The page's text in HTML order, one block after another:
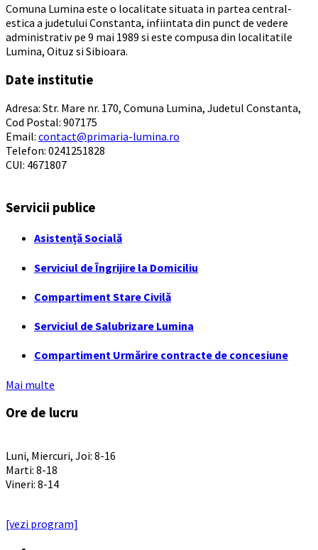
Comuna Lumina este o localitate situata in partea central-
estica a judetului Constanta, infiintata din punct de vedere
administrativ pe 9 mai 1989 si este compusa din localitatile
Lumina, Oituz si Sibioara.
Date institutie
Adresa: Str. Mare nr. 170, Comuna Lumina, Judetul Constanta,
Cod Postal: 907175
Email: contact@primaria-lumina.ro
Telefon: 0241251828
CUI: 4671807
Servicii publice
Asistență Socială
Serviciul de Îngrijire la Domiciliu
Compartiment Stare Civilă
Serviciul de Salubrizare Lumina
Compartiment Urmărire contracte de concesiune
Mai multe
Ore de lucru
Luni, Miercuri, Joi: 8-16
Marti: 8-18
Vineri: 8-14
[vezi program]